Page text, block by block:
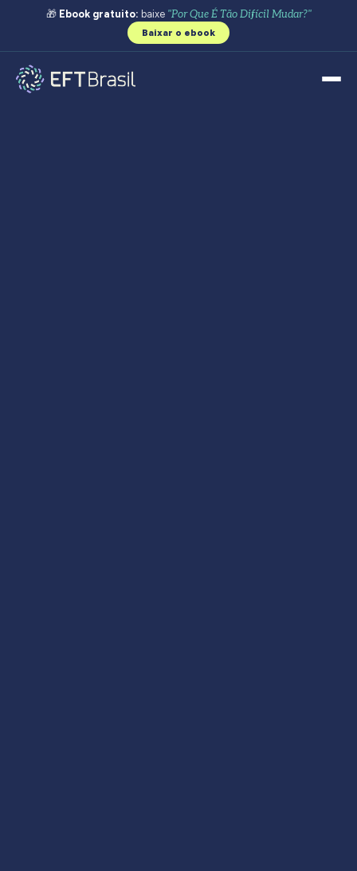
🎁 Ebook gratuito: baixe "Por Que É Tão Difícil Mudar?"
Baixar o ebook